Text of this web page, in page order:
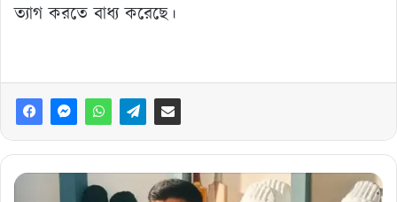
ত্যাগ করতে বাধ্য করেছে।
বিশ্বকাপ